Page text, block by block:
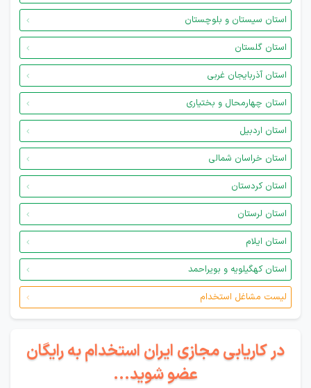
استان سیستان و بلوچستان
استان گلستان
استان آذربایجان غربی
استان چهارمحال و بختیاری
استان اردبیل
استان خراسان شمالی
استان کردستان
استان لرستان
استان ایلام
استان کهگیلویه و بویراحمد
لیست مشاغل استخدام
در کاریابی مجازی ایران استخدام به رایگان
عضو شوید...